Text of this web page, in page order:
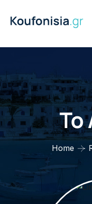
Το
Home